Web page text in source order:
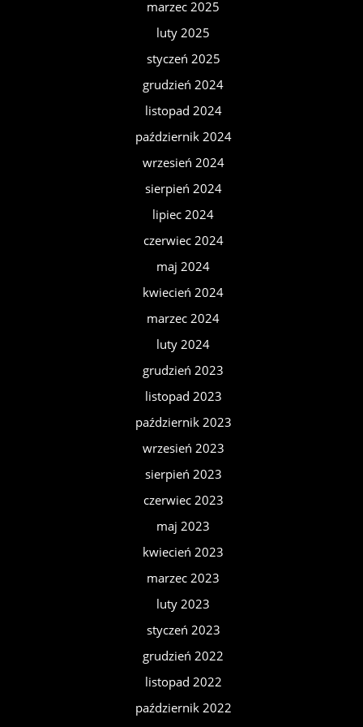
marzec 2025
luty 2025
styczeń 2025
grudzień 2024
listopad 2024
październik 2024
wrzesień 2024
sierpień 2024
lipiec 2024
czerwiec 2024
maj 2024
kwiecień 2024
marzec 2024
luty 2024
grudzień 2023
listopad 2023
październik 2023
wrzesień 2023
sierpień 2023
czerwiec 2023
maj 2023
kwiecień 2023
marzec 2023
luty 2023
styczeń 2023
grudzień 2022
listopad 2022
październik 2022